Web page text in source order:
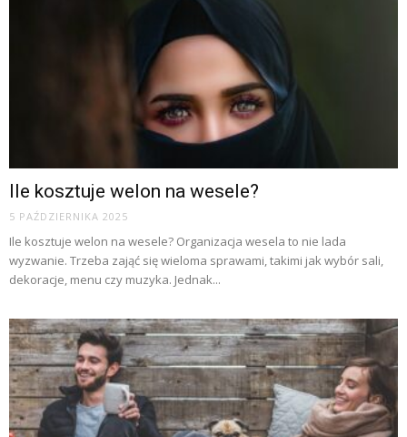
Ile kosztuje welon na wesele?
5 PAŹDZIERNIKA 2025
Ile kosztuje welon na wesele? Organizacja wesela to nie lada
wyzwanie. Trzeba zająć się wieloma sprawami, takimi jak wybór sali,
dekoracje, menu czy muzyka. Jednak...